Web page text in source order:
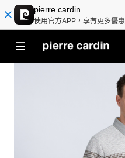
pierre cardin
使用官方APP，享有更多優惠